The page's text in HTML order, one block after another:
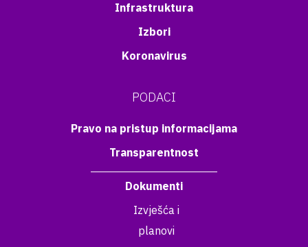
Infrastruktura
Izbori
Koronavirus
PODACI
Pravo na pristup informacijama
Transparentnost
Dokumenti
Izvješća i
planovi